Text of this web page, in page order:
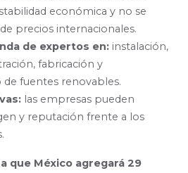
económica y no se
precios internacionales.
de expertos en: instalación,
fabricación y
fuentes renovables.
las empresas pueden
y reputación frente a los
que México agregará 29